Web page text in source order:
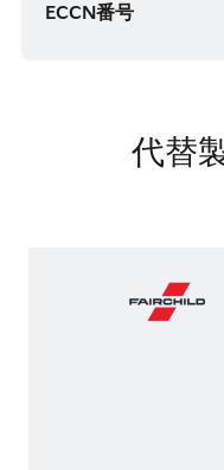
ECCN番号
代替